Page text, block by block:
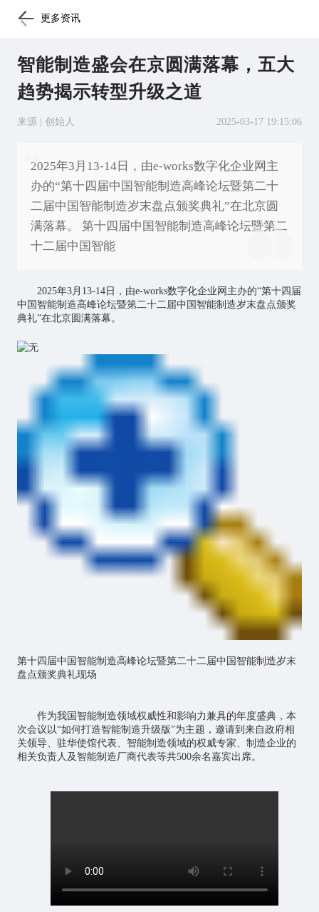
更多资讯
智能制造盛会在京圆满落幕，五大
趋势揭示转型升级之道 ​
来源 | 创始人 2025-03-17 19:15:06
2025年3月13-14日，由e-works数字化企业网主
办的“第十四届中国智能制造高峰论坛暨第二十
二届中国智能制造岁末盘点颁奖典礼”在北京圆
满落幕。 第十四届中国智能制造高峰论坛暨第二
十二届中国智能
2025年3月13-14日，由e-works数字化企业网主办的“第十四届
中国智能制造高峰论坛暨第二十二届中国智能制造岁末盘点颁奖
典礼”在北京圆满落幕。
第十四届中国智能制造高峰论坛暨第二十二届中国智能制造岁末
盘点颁奖典礼现场
作为我国智能制造领域权威性和影响力兼具的年度盛典，本
次会议以“如何打造智能制造升级版”为主题，邀请到来自政府相
关领导、驻华使馆代表、智能制造领域的权威专家、制造企业的
相关负责人及智能制造厂商代表等共500余名嘉宾出席。